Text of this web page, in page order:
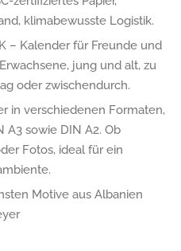
klimabewusste Logistik.
– Kalender für Freunde und
jung und alt, zu
oder zwischendurch.
in verschiedenen Formaten,
A3 sowie DIN A2. Ob
Fotos, ideal für ein
Motive aus Albanien